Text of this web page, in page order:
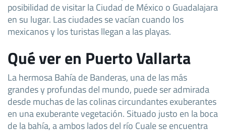
posibilidad de visitar la Ciudad de México o Guadalajara
en su lugar. Las ciudades se vacían cuando los
mexicanos y los turistas llegan a las playas.
Qué ver en Puerto Vallarta
La hermosa Bahía de Banderas, una de las más
grandes y profundas del mundo, puede ser admirada
desde muchas de las colinas circundantes exuberantes
en una exuberante vegetación. Situado justo en la boca
de la bahía, a ambos lados del río Cuale se encuentra